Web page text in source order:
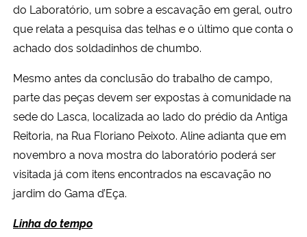
do Laboratório, um sobre a escavação em geral, outro
que relata a pesquisa das telhas e o último que conta o
achado dos soldadinhos de chumbo.
Mesmo antes da conclusão do trabalho de campo,
parte das peças devem ser expostas à comunidade na
sede do Lasca, localizada ao lado do prédio da Antiga
Reitoria, na Rua Floriano Peixoto. Aline adianta que em
novembro a nova mostra do laboratório poderá ser
visitada já com itens encontrados na escavação no
jardim do Gama d’Eça.
Linha do tempo